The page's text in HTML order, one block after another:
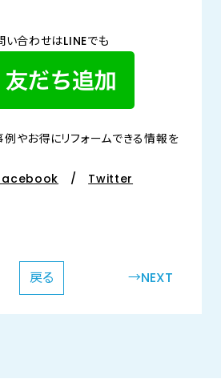
合わせはLINEでも
やお得にリフォームできる情報を
/ Twitter
戻る →NEXT